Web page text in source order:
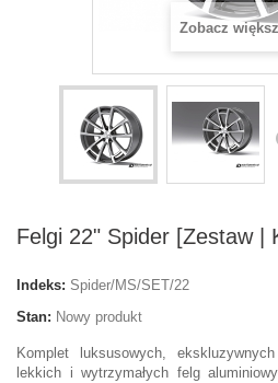
Zobacz
Felgi 22" Spider [Zestaw |
Indeks: Spider/MS/SET/22
Stan: Nowy produkt
Komplet luksusowych,
lekkich i wytrzymałych felg